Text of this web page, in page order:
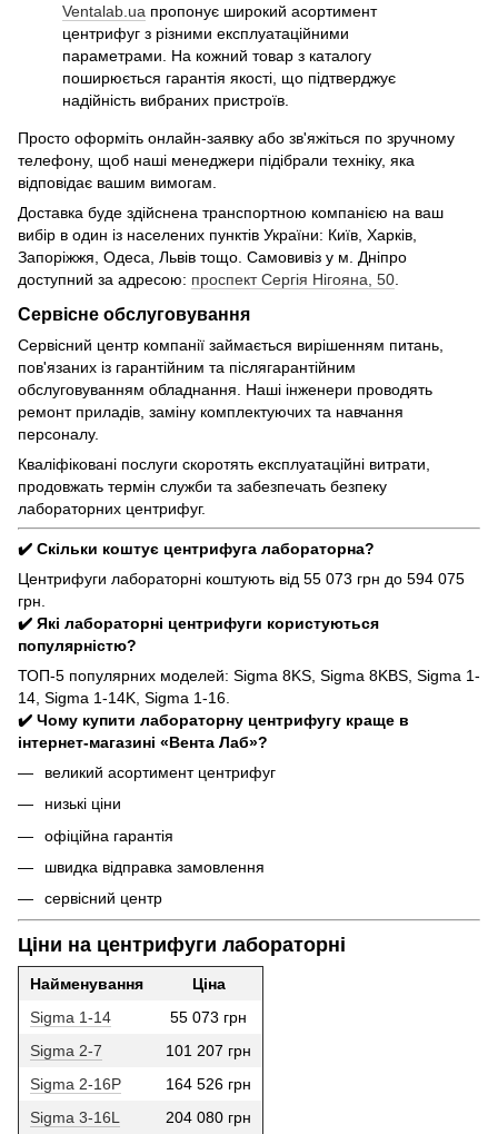
Ventalab.ua пропонує широкий асортимент
центрифуг з різними експлуатаційними
параметрами. На кожний товар з каталогу
поширюється гарантія якості, що підтверджує
надійність вибраних пристроїв.
Просто оформіть онлайн-заявку або зв'яжіться по зручному
телефону, щоб наші менеджери підібрали техніку, яка
відповідає вашим вимогам.
Доставка буде здійснена транспортною компанією на ваш
вибір в один із населених пунктів України: Київ, Харків,
Запоріжжя, Одеса, Львів тощо. Самовивіз у м. Дніпро
доступний за адресою: проспект Сергія Нігояна, 50
Сервісне обслуговування
Сервісний центр компанії займається вирішенням питань,
пов'язаних із гарантійним та післягарантійним
обслуговуванням обладнання. Наші інженери проводять
ремонт приладів, заміну комплектуючих та навчання
персоналу.
Кваліфіковані послуги скоротять експлуатаційні витрати,
продовжать термін служби та забезпечать безпеку
лабораторних центрифуг.
✔️ Скільки коштує центрифуга лабораторна?
Центрифуги лабораторні коштують від 55 073 грн до 594 075
грн.
✔️ Які лабораторні центрифуги користуються
популярністю?
ТОП-5 популярних моделей: Sigma 8KS, Sigma 8KBS, Sigma 1-
14, Sigma 1-14K, Sigma 1-16.
✔️ Чому купити лабораторну центрифугу краще в
інтернет-магазині «Вента Лаб»?
великий асортимент центрифуг
низькі ціни
офіційна гарантія
швидка відправка замовлення
сервісний центр
Ціни на центрифуги лабораторні
Найменування
Ціна
Sigma 1-14
55 073 грн
Sigma 2-7
101 207 грн
Sigma 2-16P
164 526 грн
Sigma 3-16L
204 080 грн